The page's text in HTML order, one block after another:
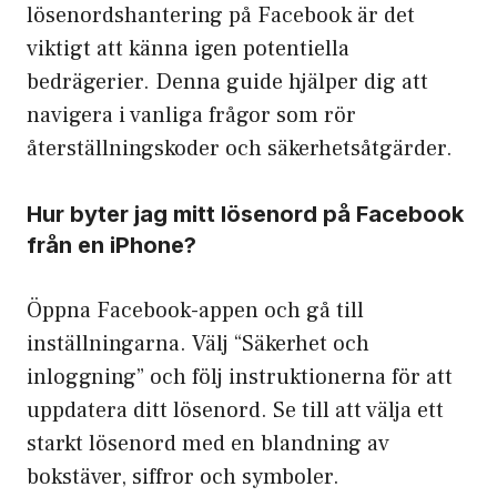
lösenordshantering på Facebook är det
viktigt att känna igen potentiella
bedrägerier. Denna guide hjälper dig att
navigera i vanliga frågor som rör
återställningskoder och säkerhetsåtgärder.
Hur byter jag mitt lösenord på Facebook
från en iPhone?
Öppna Facebook-appen och gå till
inställningarna. Välj “Säkerhet och
inloggning” och följ instruktionerna för att
uppdatera ditt lösenord. Se till att välja ett
starkt lösenord med en blandning av
bokstäver, siffror och symboler.